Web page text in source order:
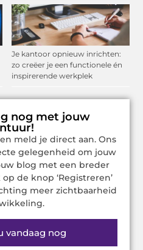
Je kantoor opnieuw inrichten:
zo creëer je een functionele én
inspirerende werkplek
nog met jouw
meld je direct aan. Ons
gelegenheid om jouw
blog met een breder
de knop ‘Registreren’
meer zichtbaarheid
vandaag nog